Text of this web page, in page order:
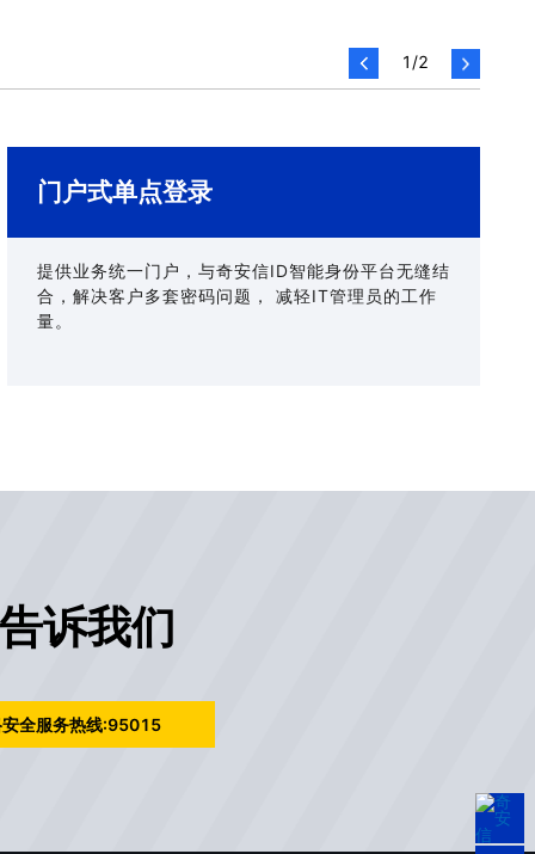
1/2
门户式单点登录
提供业务统一门户，与奇安信ID智能身份平台无缝结
合，解决客户多套密码问题， 减轻IT管理员的工作
量。
诉我们
安全服务热线:95015